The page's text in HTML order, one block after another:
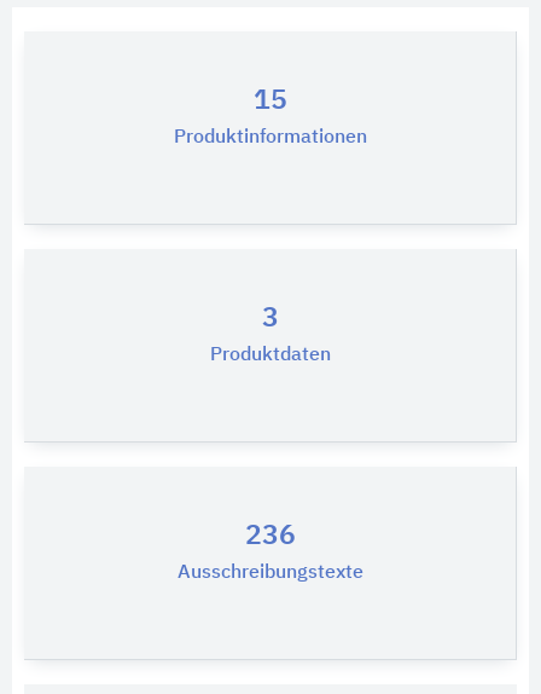
15
Produktinformationen
3
Produktdaten
236
Ausschreibungstexte